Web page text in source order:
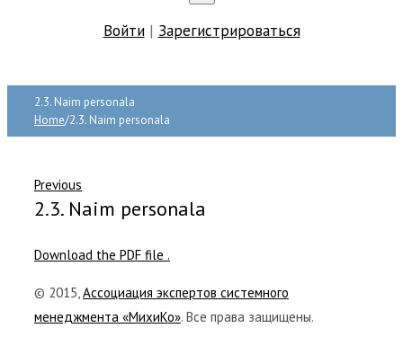
Войти| Зарегистрироваться
2.3. Naim personala
Home/2.3. Naim personala
Previous
2.3. Naim personala
Download the PDF file .
© 2015,Ассоциация экспертов системного
менеджмента «МихиКо». Все права защищены.